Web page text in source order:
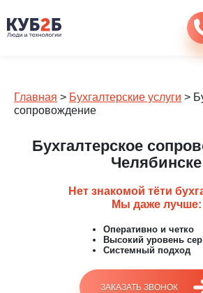
Главная > Бухгалтерские услуги >
сопровождение
Бухгалтерское
Челябинске
Нет знакомой тёти
Мы даже лучше:
Оперативно и четко
Высокий уровень
Системный подход
ЗАКАЗАТЬ ЗВОНОК